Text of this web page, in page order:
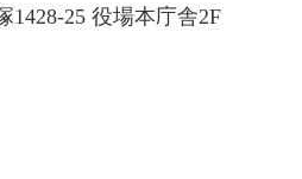
1428-25 役場本庁舎2F